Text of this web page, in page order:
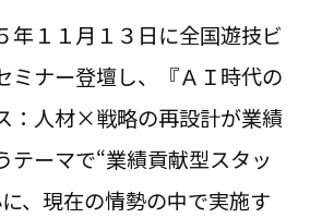
年１１月１３日に全国遊技ビ
ミナー登壇し、『ＡＩ時代の
：人材×戦略の再設計が業績
テーマで“業績貢献型スタッ
、現在の情勢の中で実施す